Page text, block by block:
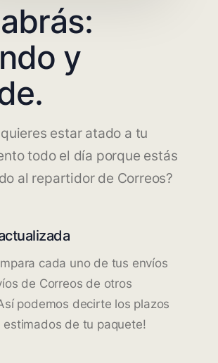
y
estar atado a tu
todo el día porque estás
al repartidor de Correos?
cada uno de tus envíos
de Correos de otros
podemos decirte los plazos
estimados de tu paquete!